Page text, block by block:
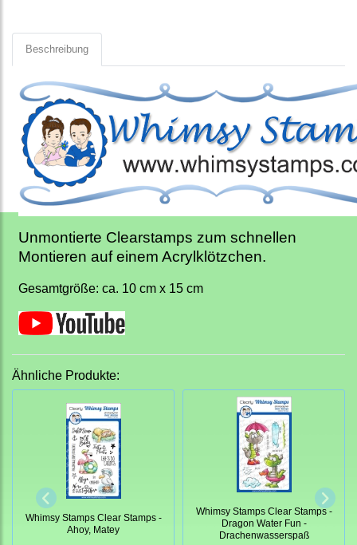
Beschreibung
Unmontierte Clearstamps zum schnellen
Montieren auf einem Acrylklötzchen.
Gesamtgröße: ca. 10 cm x 15 cm
Ähnliche Produkte:
Whimsy Stamps Clear Stamps -
Ahoy, Matey
Whimsy Stamps Clear Stamps -
Dragon Water Fun -
Drachenwasserspaß